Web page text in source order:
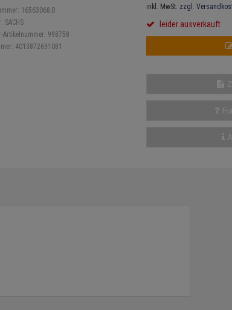
16563068;0
SACHS
Artikelnummer: 998758
4013872691081
inkl. MwSt. zzgl.
leider ausverkauft